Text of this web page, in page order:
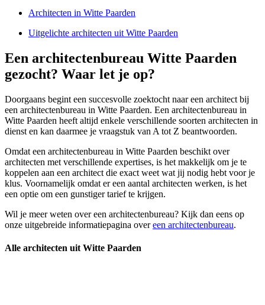
Architecten in Witte Paarden
Uitgelichte architecten uit Witte Paarden
Een architectenbureau Witte Paarden
gezocht? Waar let je op?
Doorgaans begint een succesvolle zoektocht naar een architect bij
een architectenbureau in Witte Paarden. Een architectenbureau in
Witte Paarden heeft altijd enkele verschillende soorten architecten in
dienst en kan daarmee je vraagstuk van A tot Z beantwoorden.
Omdat een architectenbureau in Witte Paarden beschikt over
architecten met verschillende expertises, is het makkelijk om je te
koppelen aan een architect die exact weet wat jij nodig hebt voor je
klus. Voornamelijk omdat er een aantal architecten werken, is het
een optie om een gunstiger tarief te krijgen.
Wil je meer weten over een architectenbureau? Kijk dan eens op
onze uitgebreide informatiepagina overeen architectenbureau.
Alle architecten uit Witte Paarden